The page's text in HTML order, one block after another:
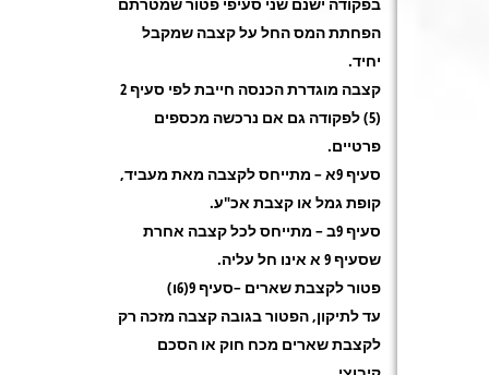
הפחתת המס החל על קצבה שמקבל
יחיד.
קצבה מוגדרת הכנסה חייבת לפי סעיף 2
(5) לפקודה גם אם נרכשה מכספים
פרטיים.
סעיף 9א – מתייחס לקצבה מאת מעביד,
קופת גמל או קצבת אכ"ע.
סעיף 9ב – מתייחס לכל קצבה אחרת
שסעיף 9 א אינו חל עליה
.
פטור לקצבת שארים –סעיף 9(6ו
)
עד לתיקון, הפטור בגובה קצבה מזכה רק
לקצבת שארים מכח חוק או הסכם